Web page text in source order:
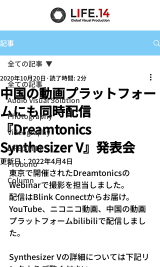
記事
全ての記事
Audio Visual Solution
Photography
Videography
LIFE SMILE
Probono
Column
全ての記事
中国の動画プラットフォー
ムにも同時配信
『Dreamtonics
Synthesizer V』発表会
2020年10月20日 読了時間: 2分
更新日：2022年4月4日
東京で開催されたDreamtonicsの
Webinarで撮影を担当しました。
配信はBlink Connectからお届け。
YouTube、ニコニコ動画、中国の動画
プラットフォームbilibiliで配信しまし
た。
Synthesizer Vの詳細については下記リ